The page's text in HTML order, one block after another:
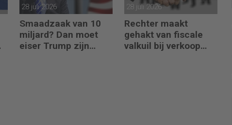
28 juli 2026
Smaadzaak van 10
miljard? Dan moet
eiser Trump zijn
28 juli 2026
Rechter maakt
gehakt van fiscale
valkuil bij verkoop